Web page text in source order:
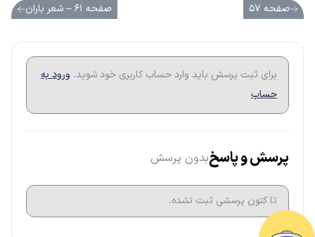
صفحه ۵۷ صفحه ۶۱ – شعر باران
برای ثبت پرسش باید وارد حساب کاربری خود شوید. ورود به
حساب
پرسش و پاسخبدون پرسش
تا کتون پرسشی ثبت نشده.